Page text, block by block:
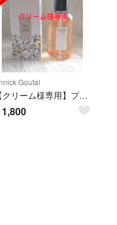
Goutal
【クリーム様専用】プチシェリー ネクター シャワーオイル
1,800